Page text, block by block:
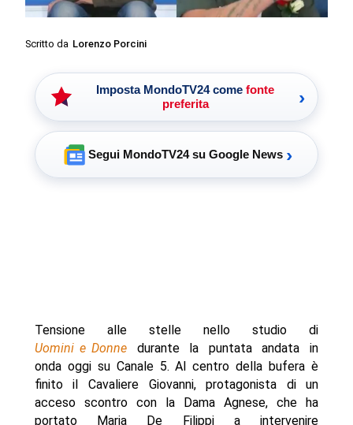
Scritto da Lorenzo Porcini
Imposta MondoTV24 come fonte
preferita
›
Segui MondoTV24 su Google News ›
Tensione alle stelle nello studio di
Uomini e Donnedurante la puntata andata in
onda oggi su Canale 5. Al centro della bufera è
finito il Cavaliere Giovanni, protagonista di un
acceso scontro con la Dama Agnese, che ha
portato Maria De Filippi a intervenire